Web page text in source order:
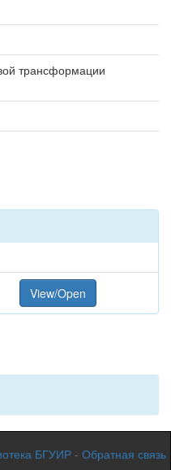
трансформации
View/Open
БГУИР - Обратная связь